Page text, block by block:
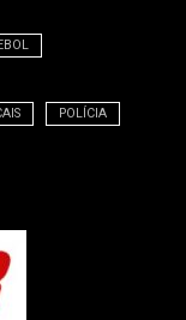
POLÍCIA